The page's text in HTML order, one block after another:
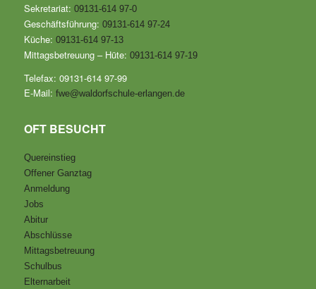
Sekretariat: 09131-614 97-0
Geschäftsführung: 09131-614 97-24
Küche: 09131-614 97-13
Mittagsbetreuung – Hüte: 09131-614 97-19
Telefax: 09131-614 97-99
E-Mail: fwe@waldorfschule-erlangen.de
OFT BESUCHT
Quereinstieg
Offener Ganztag
Anmeldung
Jobs
Abitur
Abschlüsse
Mittagsbetreuung
Schulbus
Elternarbeit